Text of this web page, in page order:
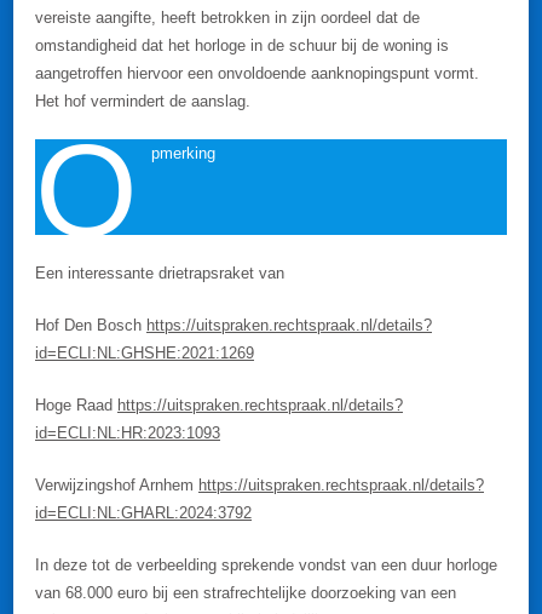
vereiste aangifte, heeft betrokken in zijn oordeel dat de
omstandigheid dat het horloge in de schuur bij de woning is
aangetroffen hiervoor een onvoldoende aanknopingspunt vormt.
Het hof vermindert de aanslag.
O pmerking
Een interessante drietrapsraket van
Hof Den Bosch https://uitspraken.rechtspraak.nl/details?
id=ECLI:NL:GHSHE:2021:1269
Hoge Raad https://uitspraken.rechtspraak.nl/details?
id=ECLI:NL:HR:2023:1093
Verwijzingshof Arnhem https://uitspraken.rechtspraak.nl/details?
id=ECLI:NL:GHARL:2024:3792
In deze tot de verbeelding sprekende vondst van een duur horloge
van 68.000 euro bij een strafrechtelijke doorzoeking van een